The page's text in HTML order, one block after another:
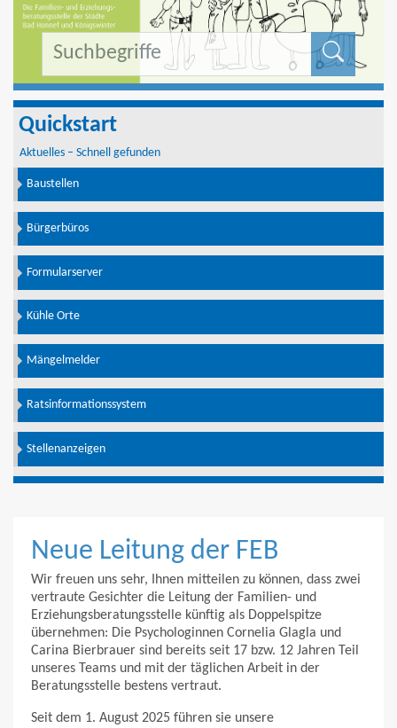
Quickstart
Aktuelles – Schnell gefunden
Baustellen
Bürgerbüros
Formularserver
Kühle Orte
Mängelmelder
Ratsinformationssystem
Stellenanzeigen
Neue Leitung der FEB
Wir freuen uns sehr, Ihnen mitteilen zu können, dass zwei
vertraute Gesichter die Leitung der Familien- und
Erziehungsberatungsstelle künftig als Doppelspitze
übernehmen: Die Psychologinnen Cornelia Glagla und
Carina Bierbrauer sind bereits seit 17 bzw. 12 Jahren Teil
unseres Teams und mit der täglichen Arbeit in der
Beratungsstelle bestens vertraut.
Seit dem 1. August 2025 führen sie unsere